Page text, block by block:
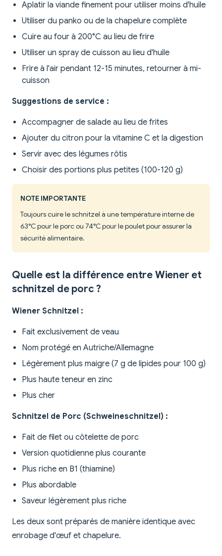
Aplatir la viande finement pour utiliser moins d'huile
Utiliser du panko ou de la chapelure complète
Cuire au four à 200°C au lieu de frire
Utiliser un spray de cuisson au lieu d'huile
Frire à l'air pendant 12-15 minutes, retourner à mi-
cuisson
Suggestions de service :
Accompagner de salade au lieu de frites
Ajouter du citron pour la vitamine C et la digestion
Servir avec des légumes rôtis
Choisir des portions plus petites (100-120 g)
NOTE IMPORTANTE
Toujours cuire le schnitzel à une température interne de
63°C pour le porc ou 74°C pour le poulet pour assurer la
sécurité alimentaire.
Quelle est la différence entre Wiener et
schnitzel de porc ?
Wiener Schnitzel :
Fait exclusivement de veau
Nom protégé en Autriche/Allemagne
Légèrement plus maigre (7 g de lipides pour 100 g)
Plus haute teneur en zinc
Plus cher
Schnitzel de Porc (Schweineschnitzel) :
Fait de filet ou côtelette de porc
Version quotidienne plus courante
Plus riche en B1 (thiamine)
Plus abordable
Saveur légèrement plus riche
Les deux sont préparés de manière identique avec
enrobage d'œuf et chapelure.